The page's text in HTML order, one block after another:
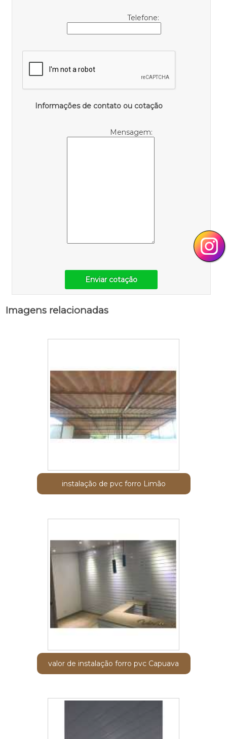
Telefone:
Informações de contato ou cotação
Mensagem:
Enviar cotação
Imagens relacionadas
instalação de pvc forro Limão
valor de instalação forro pvc Capuava